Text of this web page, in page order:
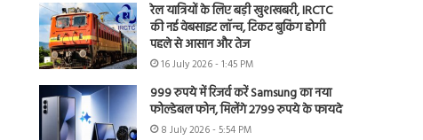
रेल यात्रियों के लिए बड़ी खुशखबरी, IRCTC
की नई वेबसाइट लॉन्च, टिकट बुकिंग होगी
पहले से आसान और तेज
16 July 2026 - 1:45 PM
999 रुपये में रिजर्व करें Samsung का नया
फोल्डेबल फोन, मिलेंगे 2799 रुपये के फायदे
8 July 2026 - 5:54 PM